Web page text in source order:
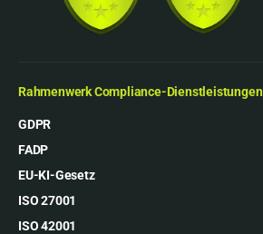
Rahmenwerk Compliance-Dienstleistungen
GDPR
FADP
EU-KI-Gesetz
ISO 27001
ISO 42001